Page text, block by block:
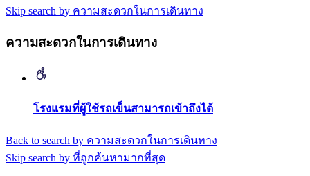
Skip search by ความสะดวกในการเดินทาง
ความสะดวกในการเดินทาง
โรงแรมที่ผู้ใช้รถเข็นสามารถเข้าถึงได้
Back to search by ความสะดวกในการเดินทาง
Skip search by ที่ถูกค้นหามากที่สุด